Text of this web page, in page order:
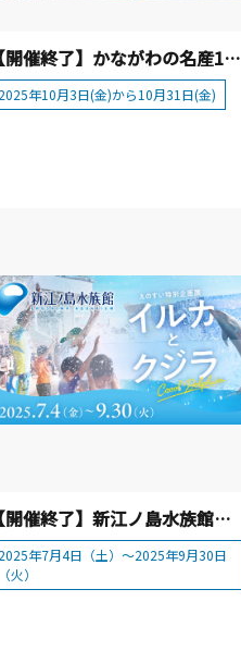
【開催終了】かながわの名産100選×るるぶキッチン 10/3（金）～「まるごと！神奈川レストラン」開催！
2025年10月3日(金)から10月31日(金)
【開催終了】新江ノ島水族館 えのすい特別企画展「イルカとクジラ Coool Dolphin」
2025年7月4日（土）～2025年9月30日
（火）